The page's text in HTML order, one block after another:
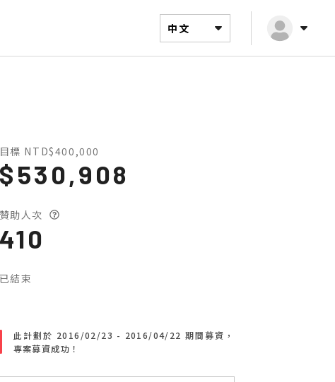
中文
目標 NTD$400,000
530,908
贊助人次
410
已結束
此計劃於 2016/02/23 - 2016/04/22 期間募資，
專案募資成功！